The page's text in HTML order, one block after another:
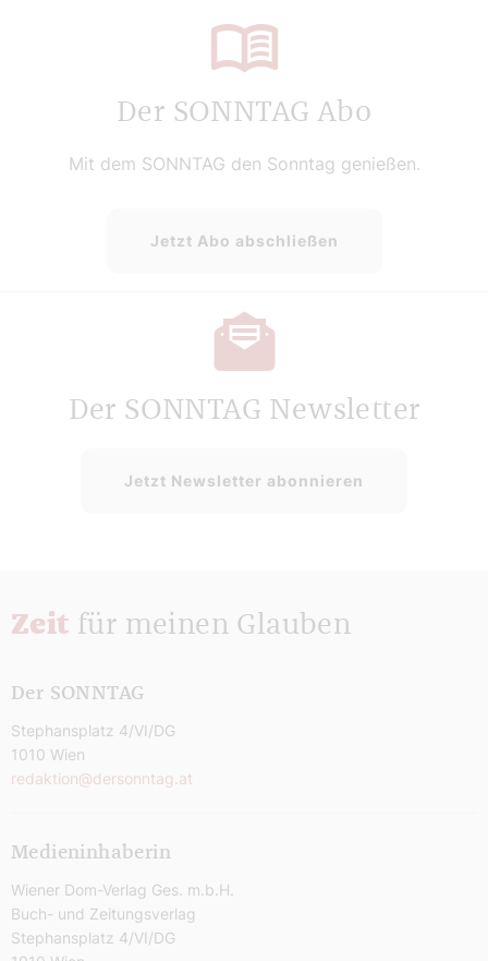
Der SONNTAG Abo
Mit dem SONNTAG den Sonntag genießen.
Jetzt Abo abschließen
Der SONNTAG Newsletter
Jetzt Newsletter abonnieren
Zeit für meinen Glauben
Der SONNTAG
Stephansplatz 4/VI/DG
1010 Wien
redaktion@dersonntag.at
Medieninhaberin
Wiener Dom-Verlag Ges. m.b.H.
Buch- und Zeitungsverlag
Stephansplatz 4/VI/DG